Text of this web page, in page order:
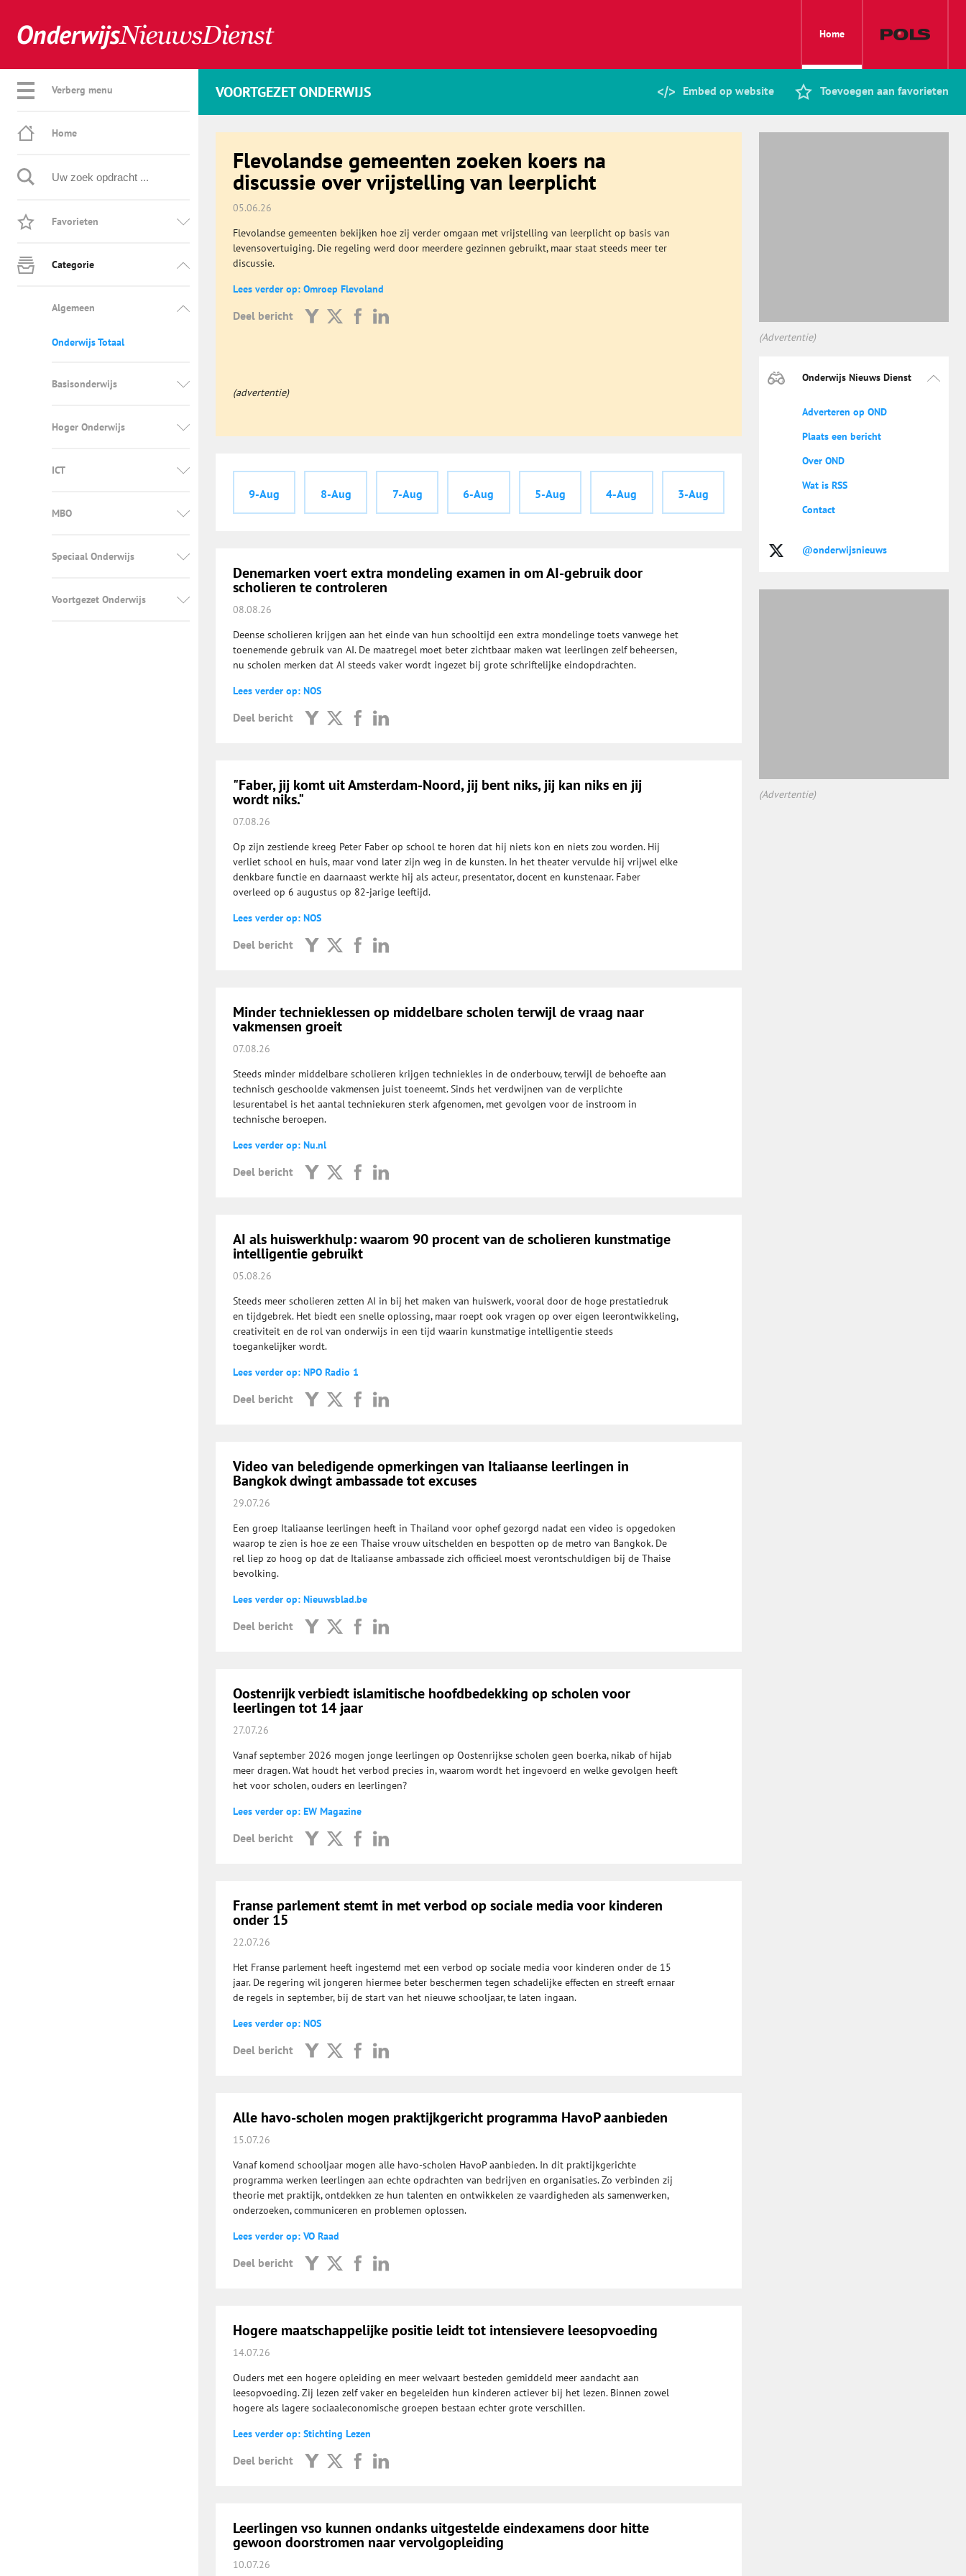
Home
Verberg menu
Home
Favorieten
Categorie
Algemeen
Onderwijs Totaal
Basisonderwijs
Hoger Onderwijs
ICT
MBO
Speciaal Onderwijs
Voortgezet Onderwijs
VOORTGEZET ONDERWIJS Embed op website Toevoegen aan favorieten
Flevolandse gemeenten zoeken koers na
discussie over vrijstelling van leerplicht
05.06.26
Flevolandse gemeenten bekijken hoe zij verder omgaan met vrijstelling van leerplicht op basis van
levensovertuiging. Die regeling werd door meerdere gezinnen gebruikt, maar staat steeds meer ter
discussie.
Lees verder op: Omroep Flevoland
Deel bericht
(advertentie)
9-Aug 8-Aug 7-Aug 6-Aug 5-Aug 4-Aug 3-Aug
Denemarken voert extra mondeling examen in om AI-gebruik door
scholieren te controleren
08.08.26
Deense scholieren krijgen aan het einde van hun schooltijd een extra mondelinge toets vanwege het
toenemende gebruik van AI. De maatregel moet beter zichtbaar maken wat leerlingen zelf beheersen,
nu scholen merken dat AI steeds vaker wordt ingezet bij grote schriftelijke eindopdrachten.
Lees verder op: NOS
Deel bericht
"Faber, jij komt uit Amsterdam-Noord, jij bent niks, jij kan niks en jij
wordt niks."
07.08.26
Op zijn zestiende kreeg Peter Faber op school te horen dat hij niets kon en niets zou worden. Hij
verliet school en huis, maar vond later zijn weg in de kunsten. In het theater vervulde hij vrijwel elke
denkbare functie en daarnaast werkte hij als acteur, presentator, docent en kunstenaar. Faber
overleed op 6 augustus op 82-jarige leeftijd.
Lees verder op: NOS
Deel bericht
Minder technieklessen op middelbare scholen terwijl de vraag naar
vakmensen groeit
07.08.26
Steeds minder middelbare scholieren krijgen techniekles in de onderbouw, terwijl de behoefte aan
technisch geschoolde vakmensen juist toeneemt. Sinds het verdwijnen van de verplichte
lesurentabel is het aantal techniekuren sterk afgenomen, met gevolgen voor de instroom in
technische beroepen.
Lees verder op: Nu.nl
Deel bericht
AI als huiswerkhulp: waarom 90 procent van de scholieren kunstmatige
intelligentie gebruikt
05.08.26
Steeds meer scholieren zetten AI in bij het maken van huiswerk, vooral door de hoge prestatiedruk
en tijdgebrek. Het biedt een snelle oplossing, maar roept ook vragen op over eigen leerontwikkeling,
creativiteit en de rol van onderwijs in een tijd waarin kunstmatige intelligentie steeds
toegankelijker wordt.
Lees verder op: NPO Radio 1
Deel bericht
Video van beledigende opmerkingen van Italiaanse leerlingen in
Bangkok dwingt ambassade tot excuses
29.07.26
Een groep Italiaanse leerlingen heeft in Thailand voor ophef gezorgd nadat een video is opgedoken
waarop te zien is hoe ze een Thaise vrouw uitschelden en bespotten op de metro van Bangkok. De
rel liep zo hoog op dat de Italiaanse ambassade zich officieel moest verontschuldigen bij de Thaise
bevolking.
Lees verder op: Nieuwsblad.be
Deel bericht
Oostenrijk verbiedt islamitische hoofdbedekking op scholen voor
leerlingen tot 14 jaar
27.07.26
Vanaf september 2026 mogen jonge leerlingen op Oostenrijkse scholen geen boerka, nikab of hijab
meer dragen. Wat houdt het verbod precies in, waarom wordt het ingevoerd en welke gevolgen heeft
het voor scholen, ouders en leerlingen?
Lees verder op: EW Magazine
Deel bericht
Franse parlement stemt in met verbod op sociale media voor kinderen
onder 15
22.07.26
Het Franse parlement heeft ingestemd met een verbod op sociale media voor kinderen onder de 15
jaar. De regering wil jongeren hiermee beter beschermen tegen schadelijke effecten en streeft ernaar
de regels in september, bij de start van het nieuwe schooljaar, te laten ingaan.
Lees verder op: NOS
Deel bericht
Alle havo-scholen mogen praktijkgericht programma HavoP aanbieden
15.07.26
Vanaf komend schooljaar mogen alle havo-scholen HavoP aanbieden. In dit praktijkgerichte
programma werken leerlingen aan echte opdrachten van bedrijven en organisaties. Zo verbinden zij
theorie met praktijk, ontdekken ze hun talenten en ontwikkelen ze vaardigheden als samenwerken,
onderzoeken, communiceren en problemen oplossen.
Lees verder op: VO Raad
Deel bericht
Hogere maatschappelijke positie leidt tot intensievere leesopvoeding
14.07.26
Ouders met een hogere opleiding en meer welvaart besteden gemiddeld meer aandacht aan
leesopvoeding. Zij lezen zelf vaker en begeleiden hun kinderen actiever bij het lezen. Binnen zowel
hogere als lagere sociaaleconomische groepen bestaan echter grote verschillen.
Lees verder op: Stichting Lezen
Deel bericht
Leerlingen vso kunnen ondanks uitgestelde eindexamens door hitte
gewoon doorstromen naar vervolgopleiding
10.07.26
(Advertentie)
Onderwijs Nieuws Dienst
Adverteren op OND
Plaats een bericht
Over OND
Wat is RSS
Contact
@onderwijsnieuws
(Advertentie)